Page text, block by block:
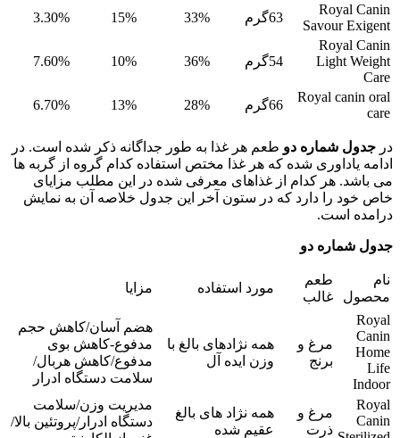
Royal Canin
Savour Exigent
63گرم 33%
15%
3.30%
Royal Canin
Light Weight
Care
54گرم 36%
10%
7.60%
Royal canin oral
care
66گرم 28%
13%
6.70%
در جدول شماره دو طعم هر غذا به طور جداگانه ذکر شده است. در
ادامه یاداوری شده که هر غذا مختص استفاده کدام گروه از گربه ها
می باشد. هر کدام از غذاهای معرفی شده در این مطلب مزایای
خاص خود را دارد که در ستون آخر این جدول خلاصه آن به نمایش
درامده است.
جدول شماره دو
نام
محصول
طعم
غالب
مورد استفاده مزایا
Royal
Canin
Home
Life
Indoor
مرغ و
برنج
همه نژادهای بالغ با
وزن ایده آل
هضم آسان/کاهش حجم
مدفوع-کاهش بوی
مدفوع/کاهش هربال/
سلامت دستگاه ادرار
Royal
Canin
مرغ و
ذرت
همه نژاد های بالغ
عقیم شده
مدیریت وزن/سلامت
دستگاه ادرار/پروتئین بالا/